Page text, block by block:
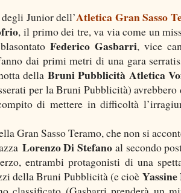
Junior dell’Atletica Gran Sasso
, il primo dei tre, va via come un
Federico Gasbarri, vice
dai primi metri di una gara
della Bruni Pubblicità Atletica
per la Bruni Pubblicità) avrebbero
di mettere in difficoltà
Gran Sasso Teramo, che non si
Lorenzo Di Stefano al secondo
entrambi protagonisti di una
della Bruni Pubblicità (e cioè